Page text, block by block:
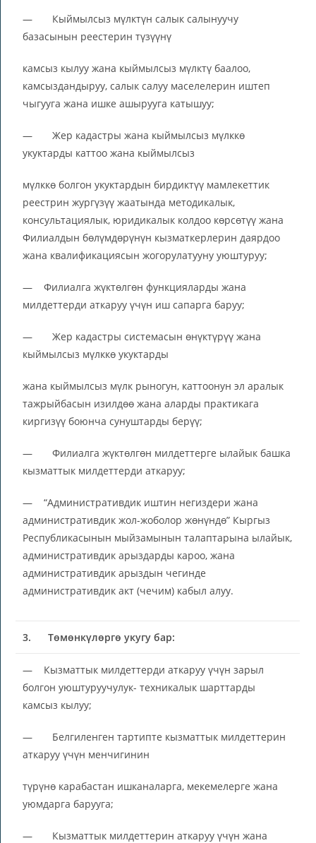
— Кыймылсыз мүлктүн салык салынуучу
базасынын реестерин түзүүнү
камсыз кылуу жана кыймылсыз мүлктү баалоо,
камсыздандыруу, салык салуу маселелерин иштеп
чыгууга жана ишке ашырууга катышуу;
— Жер кадастры жана кыймылсыз мүлккө
укуктарды каттоо жана кыймылсыз
мүлккө болгон укуктардын бирдиктүү мамлекеттик
реестрин жургүзүү жаатында методикалык,
консультациялык, юридикалык колдоо көрсөтүү жана
Филиалдын бөлүмдөрүнүн кызматкерлерин даярдоо
жана квалификациясын жогорулатууну уюштуруу;
— Филиалга жүктөлгөн функцияларды жана
милдеттерди аткаруу үчүн иш сапарга баруу;
— Жер кадастры системасын өнүктүрүү жана
кыймылсыз мүлккө укуктарды
жана кыймылсыз мүлк рыногун, каттоонун эл аралык
тажрыйбасын изилдөө жана аларды практикага
киргизүү боюнча сунуштарды берүү;
— Филиалга жүктөлгөн милдеттерге ылайык башка
кызматтык милдеттерди аткаруу;
— “Административдик иштин негиздери жана
административдик жол-жоболор жөнүндө” Кыргыз
Республикасынын мыйзамынын талаптарына ылайык,
административдик арыздарды кароо, жана
административдик арыздын чегинде
административдик акт (чечим) кабыл алуу.
3.Төмөнкүлөргө укугу бар:
— Кызматтык милдеттерди аткаруу үчүн зарыл
болгон уюштуруучулук- техникалык шарттарды
камсыз кылуу;
— Белгиленген тартипте кызматтык милдеттерин
аткаруу үчүн менчигинин
түрүнө карабастан ишканаларга, мекемелерге жана
уюмдарга барууга;
— Кызматтык милдеттерин аткаруу үчүн жана